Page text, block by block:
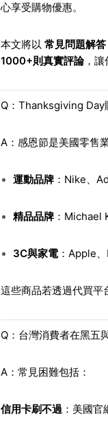
心享受購物優惠。
本文將以 常見問題解答
1000+則真實評論，讓
Q：Thanksgiving Day
A：感恩節是美國零售
運動品牌：Nike、
精品品牌：Michael
3C與家電：Apple、
這些商品若透過代買平
Q：台灣消費者在黑五
A：常見困難包括：
信用卡刷不過：美國官